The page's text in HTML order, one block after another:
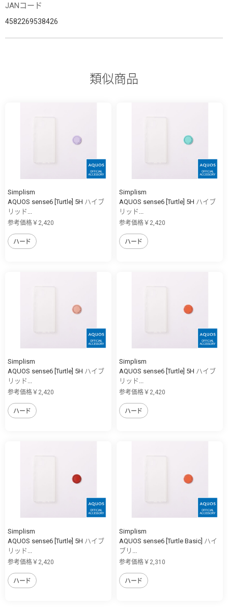
JANコード
4582269538426
類似商品
Simplism
AQUOS sense6 [Turtle] 5H ハイブ
リッド...
参考価格￥2,420
ハード
Simplism
AQUOS sense6 [Turtle] 5H ハイブ
リッド...
参考価格￥2,420
ハード
Simplism
AQUOS sense6 [Turtle] 5H ハイブ
リッド...
参考価格￥2,420
ハード
Simplism
AQUOS sense6 [Turtle] 5H ハイブ
リッド...
参考価格￥2,420
ハード
Simplism
AQUOS sense6 [Turtle] 5H ハイブ
リッド...
参考価格￥2,420
ハード
Simplism
AQUOS sense6 [Turtle Basic] ハイ
ブリ...
参考価格￥2,310
ハード